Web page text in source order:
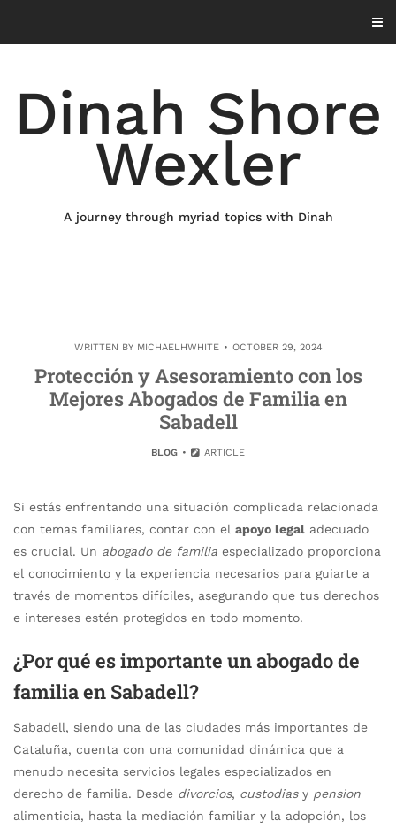
content
Dinah Shore
Wexler
A journey through myriad topics with Dinah
WRITTEN BY MICHAELHWHITE OCTOBER 29, 2024
Protección y Asesoramiento con los
Mejores Abogados de Familia en
Sabadell
BLOG ARTICLE
Si estás enfrentando una situación complicada relacionada
con temas familiares, contar con el apoyo legal adecuado
es crucial. Un abogado de familia especializado proporciona
el conocimiento y la experiencia necesarios para guiarte a
través de momentos difíciles, asegurando que tus derechos
e intereses estén protegidos en todo momento.
¿Por qué es importante un abogado de
familia en Sabadell?
Sabadell, siendo una de las ciudades más importantes de
Cataluña, cuenta con una comunidad dinámica que a
menudo necesita servicios legales especializados en
derecho de familia. Desde divorcios, custodiasy pension
alimenticia, hasta la mediación familiar y la adopción, los